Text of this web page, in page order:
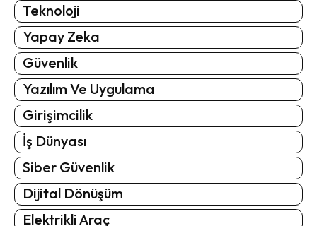
Teknoloji
Yapay Zeka
Güvenlik
Yazılım Ve Uygulama
Girişimcilik
İş Dünyası
Siber Güvenlik
Dijital Dönüşüm
Elektrikli Araç